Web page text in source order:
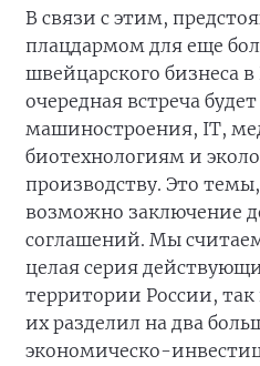
В связи с этим,
плацдармом для еще
швейцарского бизнеса
очередная встреча
машиностроения, IT,
биотехнологиям и
производству. Это
возможно заключение
соглашений. Мы
целая серия
территории России,
их разделил на два
экономическо-